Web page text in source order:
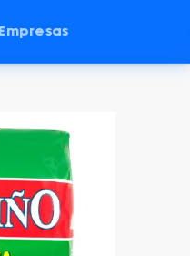
Empresas